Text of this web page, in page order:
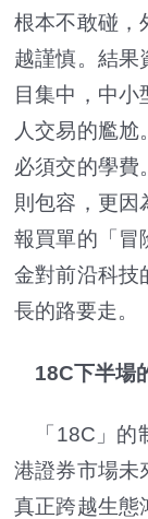
根本不敢碰，
越謹慎。結果
目集中，中
人交易的尷尬
必須交的學費
則包容，更因
報買單的「冒
金對前沿科技
長的路要走。
18C下半場
「18C」的
港證券市場未
真正跨越生態